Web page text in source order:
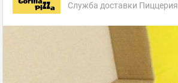
Служба доставки Пиццерия